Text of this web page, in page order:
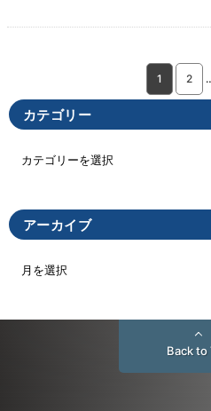
1 2
カテゴリー
アーカイブ
Back to